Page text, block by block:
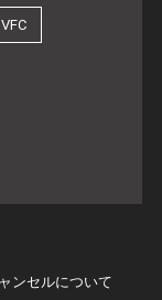
VFC
ンセルについて